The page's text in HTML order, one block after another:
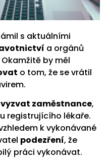
s aktuálními
a orgánů
by měl
o tom, že se vrátil
vyzvat zaměstnance,
registrujícího lékaře.
k vykonávané
podezření, že
práci vykonávat.